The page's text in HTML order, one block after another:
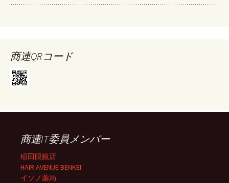
商連QRコード
商連IT委員メンバー
稲田眼鏡店
HAIR AVENUE BENKEI
イソノ薬局